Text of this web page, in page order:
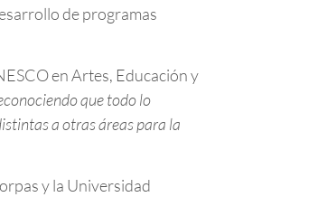
de programas
en Artes, Educación y
que todo lo
a otras áreas para la
y la Universidad